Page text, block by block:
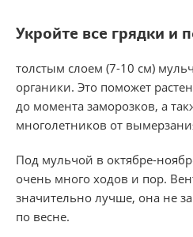
Укройте все грядки и
толстым слоем (7-10 см)
органики. Это поможет
до момента заморозков, а
многолетников от
Под мульчой в октябре-
очень много ходов и пор.
значительно лучше, она не
по весне.